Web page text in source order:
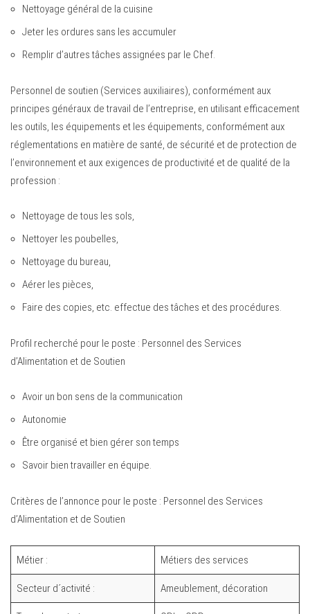
Nettoyage général de la cuisine
Jeter les ordures sans les accumuler
Remplir d’autres tâches assignées par le Chef.
Personnel de soutien (Services auxiliaires), conformément aux
principes généraux de travail de l’entreprise, en utilisant efficacement
les outils, les équipements et les équipements, conformément aux
réglementations en matière de santé, de sécurité et de protection de
l’environnement et aux exigences de productivité et de qualité de la
profession :
Nettoyage de tous les sols,
Nettoyer les poubelles,
Nettoyage du bureau,
Aérer les pièces,
Faire des copies, etc. effectue des tâches et des procédures.
Profil recherché pour le poste : Personnel des Services
d’Alimentation et de Soutien
Avoir un bon sens de la communication
Autonomie
Être organisé et bien gérer son temps
Savoir bien travailler en équipe.
Critères de l’annonce pour le poste : Personnel des Services
d’Alimentation et de Soutien
Métier : Métiers des services
Secteur d´activité : Ameublement, décoration